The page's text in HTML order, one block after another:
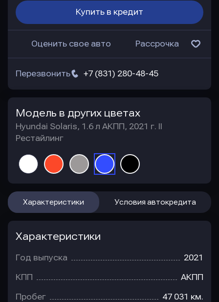
Купить в кредит
Оценить свое авто Рассрочка
+7 (831) 280-48-45
Перезвонить
Модель в других цветах
Hyundai Solaris, 1.6 л АКПП, 2021 г. II
Рестайлинг
Характеристики Условия автокредита
Характеристики
Год выпуска 2021
КПП АКПП
Пробег 47 031 км.